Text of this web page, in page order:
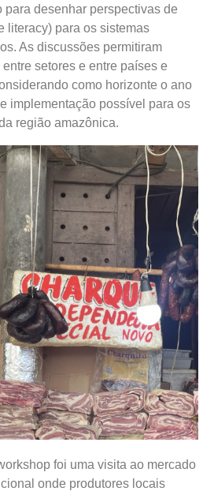
para desenhar perspectivas de
literacy) para os sistemas
As discussões permitiram
setores e entre países e
como horizonte o ano
implementação possível para os
região amazônica.
foi uma visita ao mercado
onde produtores locais